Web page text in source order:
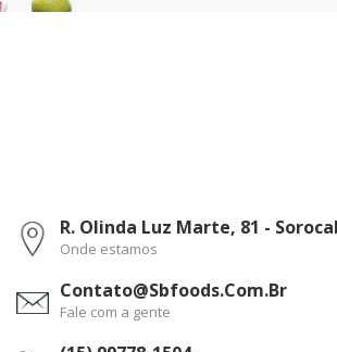
R. Olinda Luz Marte, 81 -
Onde estamos
Contato@sbfoods.com.br
Fale com a gente